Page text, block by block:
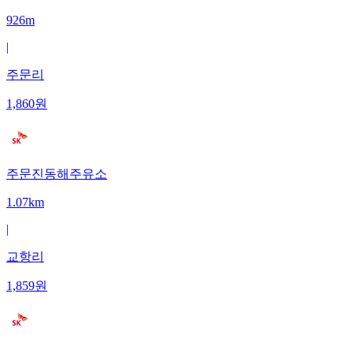
926m
|
주문리
1,860원
주문진동해주유소
1.07km
|
교항리
1,859원